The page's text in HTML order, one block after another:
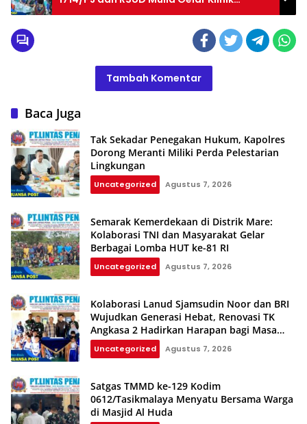
Lapangan
Tambah Komentar
Baca Juga
Tak Sekadar Penegakan Hukum, Kapolres
Dorong Meranti Miliki Perda Pelestarian
Lingkungan
Uncategorized Agustus 7, 2026
Semarak Kemerdekaan di Distrik Mare:
Kolaborasi TNI dan Masyarakat Gelar
Berbagai Lomba HUT ke-81 RI
Uncategorized Agustus 7, 2026
Kolaborasi Lanud Sjamsudin Noor dan BRI
Wujudkan Generasi Hebat, Renovasi TK
Angkasa 2 Hadirkan Harapan bagi Masa
Depan Anak
Uncategorized Agustus 7, 2026
Satgas TMMD ke-129 Kodim
0612/Tasikmalaya Menyatu Bersama Warga
di Masjid Al Huda